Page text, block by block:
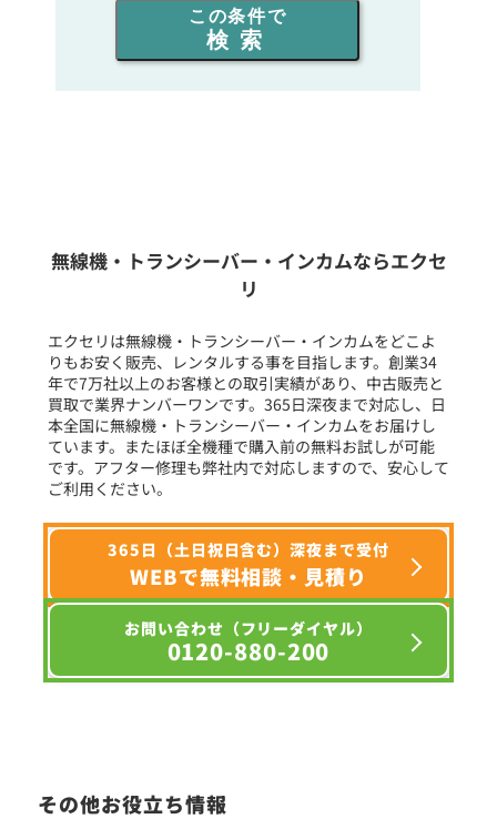
同時通話人数を選ぶ
フリーワード入力(製品名等)
選択条件をリセット
この条件で
検索
無線機・トランシーバー・インカムならエクセ
リ
エクセリは無線機・トランシーバー・インカムをどこよ
りもお安く販売、レンタルする事を目指します。創業34
年で7万社以上のお客様との取引実績があり、中古販売と
買取で業界ナンバーワンです。365日深夜まで対応し、日
本全国に無線機・トランシーバー・インカムをお届けし
ています。またほぼ全機種で購入前の無料お試しが可能
です。アフター修理も弊社内で対応しますので、安心して
ご利用ください。
365日（土日祝日含む）深夜まで受付
WEBで無料相談・見積り
お問い合わせ（フリーダイヤル）
0120-880-200
その他お役立ち情報